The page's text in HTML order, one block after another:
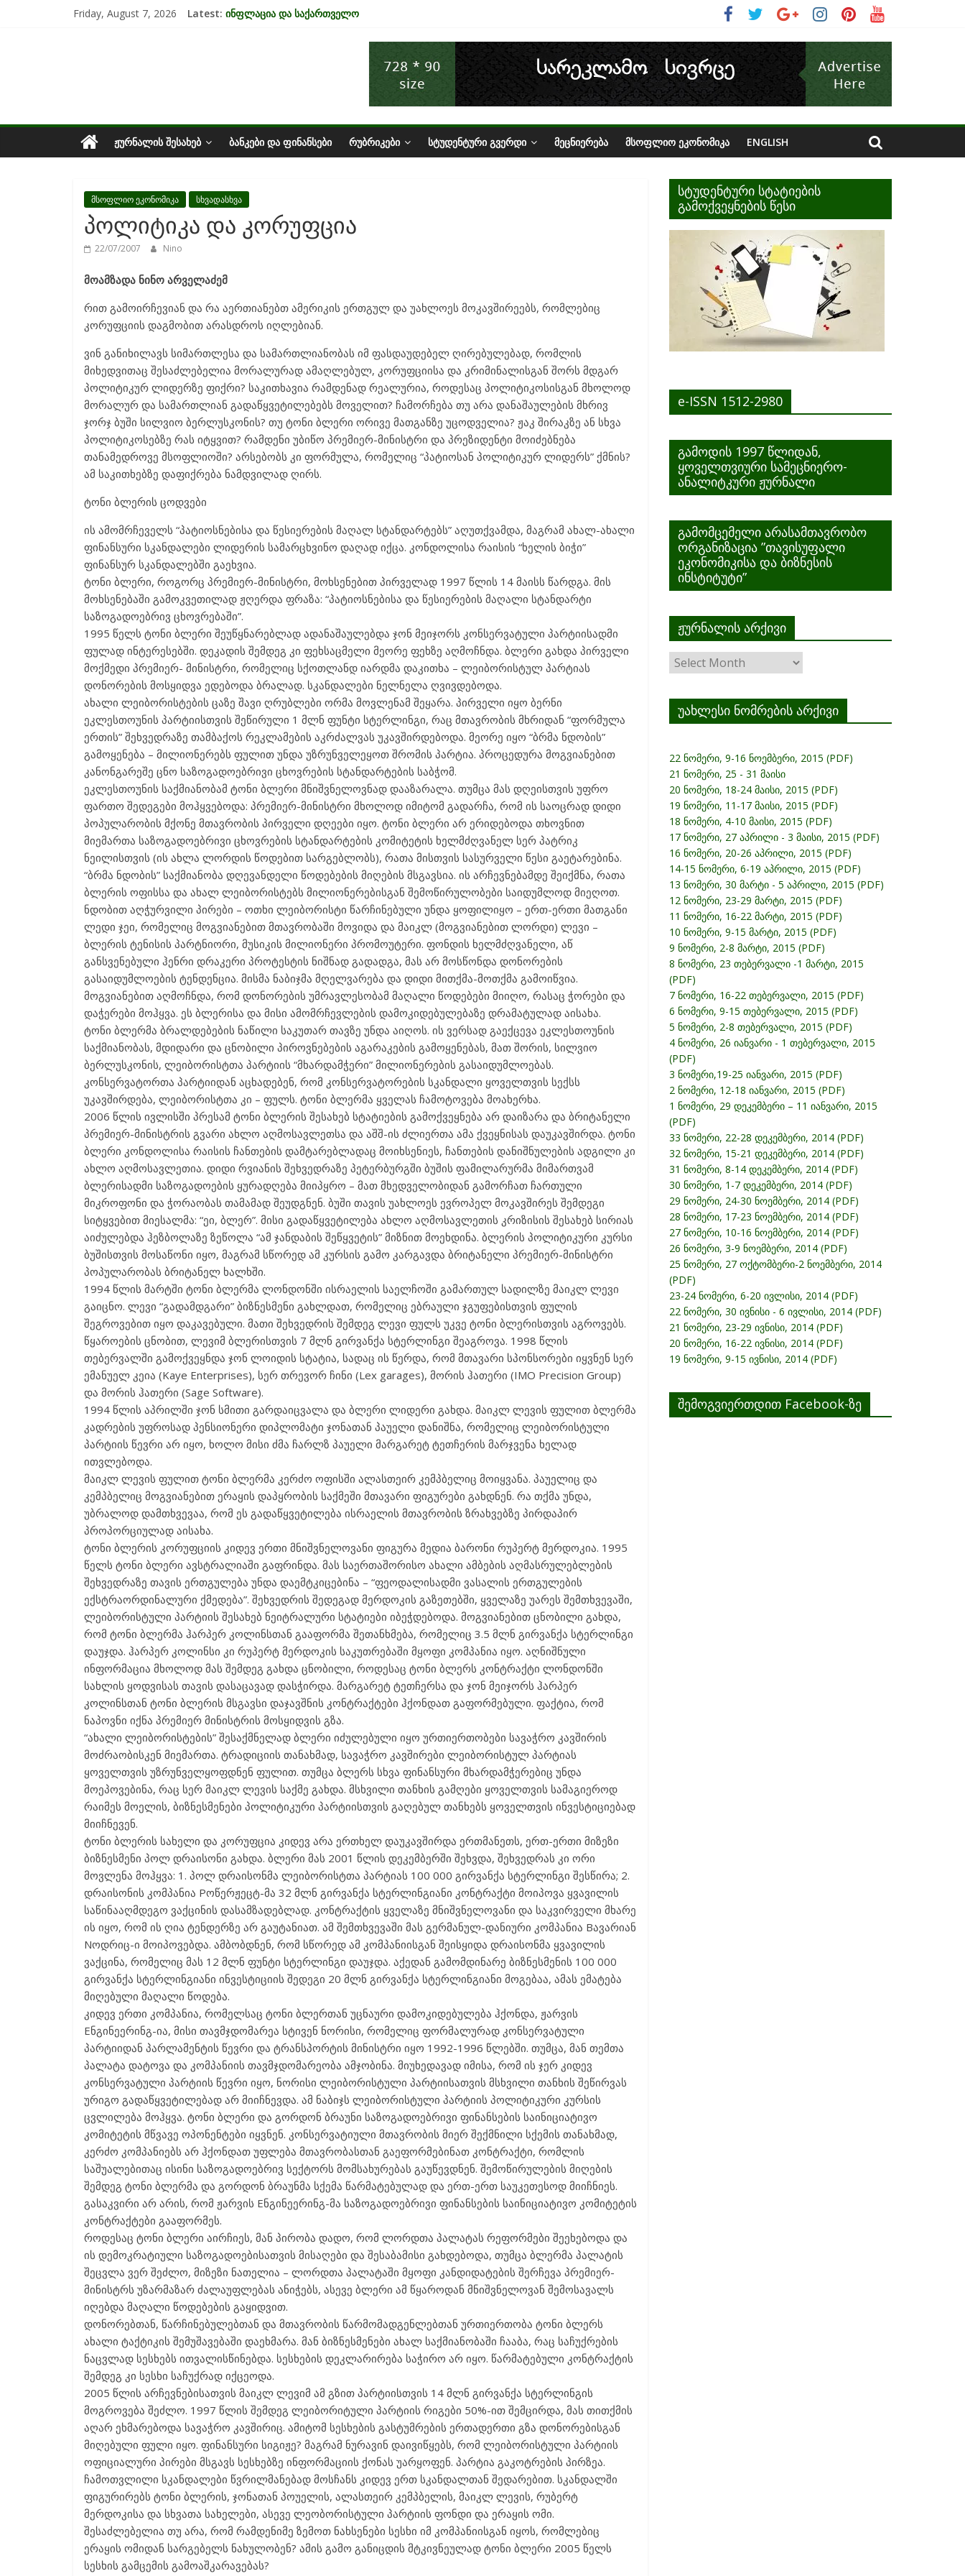
Friday, August 7, 2026 Latest: ინფლაცია და საქართველო
მიგრაციისა და ეკონომიკის ურთიერთკავშირი
EU-ის კანდიდატის სტატუსის ეკონომიკური სარგებელი
უძრავი ქონების ბაზარი საქართველოში
ᲟᲣᲠᲜᲐᲚᲘᲡ ᲨᲔᲡᲐᲮᲔᲑ ᲑᲐᲜᲙᲔᲑᲘ ᲓᲐ ᲤᲘᲜᲐᲜᲡᲔᲑᲘ ᲠᲣᲑᲠᲘᲙᲔᲑᲘ ᲡᲢᲣᲓᲔᲜᲢᲣᲠᲘ ᲒᲕᲔᲠᲓᲘ ᲛᲔᲪᲜᲘᲔᲠᲔᲑᲐ ᲛᲡᲝᲤᲚᲘᲝ ᲔᲙᲝᲜᲝᲛᲘᲙᲐ ENGLISH
მსოფლიო ეკონომიკა სხვადასხვა
პოლიტიკა და კორუფცია
22/07/2007 Nino
მოამზადა ნინო არველაძემ
რით გამოირჩევიან და რა აერთიანებთ ამერიკის ერთგულ და უახლოეს მოკავშირეებს, რომლებიც
კორუფციის დაგმობით არასდროს იღლებიან.
ვინ განიხილავს სიმართლესა და სამართლიანობას იმ ფასდაუდებელ ღირებულებად, რომლის
მიხედვითაც შესაძლებელია მორალურად ამაღლებულ, კორუფციისა და კრიმინალისგან შორს მდგარ
პოლიტიკურ ლიდერზე ფიქრი? საკითხავია რამდენად რეალურია, როდესაც პოლიტიკოსისგან მხოლოდ
მორალურ და სამართლიან გადაწყვეტილებებს მოველით? ჩამორჩება თუ არა დანაშაულების მხრივ
ჯორჯ ბუში სილვიო ბერლუსკონის? თუ ტონი ბლერი ორივე მათგანზე უცოდველია? ჟაკ შირაკზე ან სხვა
პოლიტიკოსებზე რას იტყვით? რამდენი უბიწო პრემიერ-მინისტრი და პრეზიდენტი მოიძებნება
თანამედროვე მსოფლიოში? არსებობს კი ფორმულა, რომელიც “პატიოსან პოლიტიკურ ლიდერს” ქმნის?
ამ საკითხებზე დაფიქრება ნამდვილად ღირს.
ტონი ბლერის ცოდვები
ის ამომრჩეველს “პატიოსნებისა და წესიერების მაღალ სტანდარტებს” აღუთქვამდა, მაგრამ ახალ-ახალი
ფინანსური სკანდალები ლიდერის სამარცხვინო დაღად იქცა. კონდოლისა რაისის “ხელის ბიჭი”
ფინანსურ სკანდალებში გაეხვია.
ტონი ბლერი, როგორც პრემიერ-მინისტრი, მოხსენებით პირველად 1997 წლის 14 მაისს წარდგა. მის
მოხსენებაში გამოკვეთილად ჟღერდა ფრაზა: “პატიოსნებისა და წესიერების მაღალი სტანდარტი
საზოგადოებრივ ცხოვრებაში”.
1995 წელს ტონი ბლერი შეუწყნარებლად ადანაშაულებდა ჯონ მეიჯორს კონსერვატული პარტიისადმი
ფულად ინტერესებში. დეკადის შემდეგ კი ფეხსაცმელი მეორე ფეხზე აღმოჩნდა. ბლერი გახდა პირველი
მოქმედი პრემიერ- მინისტრი, რომელიც სქოთლანდ იარდმა დაკითხა – ლეიბორისტულ პარტიას
დონორების მოსყიდვა ედებოდა ბრალად. სკანდალები ნელნელა ღვივდებოდა.
ახალი ლეიბორისტების ცაზე შავი ღრუბლები ორმა მოვლენამ შეყარა. პირველი იყო ბერნი
ეკლესთოუნის პარტიისთვის შეწირული 1 მლნ ფუნტი სტერლინგი, რაც მთავრობის მხრიდან “ფორმულა
ერთის” შეხვედრაზე თამბაქოს რეკლამების აკრძალვას უკავშირდებოდა. მეორე იყო “ბრმა ნდობის”
გამოყენება – მილიონერებს ფულით უნდა უზრუნველეყოთ შრომის პარტია. პროცედურა მოგვიანებით
კანონგარეშე ცნო საზოგადოებრივი ცხოვრების სტანდარტების საბჭომ.
ეკლესთოუნის საქმიანობამ ტონი ბლერი მნიშვნელოვნად დააზარალა. თუმცა მას დღეისთვის უფრო
ფართო შედეგები მოჰყვებოდა: პრემიერ-მინისტრი მხოლოდ იმიტომ გადარჩა, რომ ის საოცრად დიდი
პოპულარობის მქონე მთავრობის პირველი დღეები იყო. ტონი ბლერი არ ერიდებოდა თხოვნით
მიემართა საზოგადოებრივი ცხოვრების სტანდარტების კომიტეტის ხელმძღვანელ სერ პატრიკ
ნეილისთვის (ის ახლა ლორდის წოდებით სარგებლობს), რათა მისთვის სასურველი წესი გაეტარებინა.
“ბრმა ნდობის” საქმიანობა დღევანდელი წოდებების მიღების მსგავსია. ის არჩევნებამდე შეიქმნა, რათა
ბლერის ოფისსა და ახალ ლეიბორისტებს მილიონერებისგან შემოწირულობები საიდუმლოდ მიეღოთ.
ნდობით აღჭურვილი პირები – ოთხი ლეიბორისტი წარჩინებული უნდა ყოფილიყო – ერთ-ერთი მათგანი
ლედი ჯეი, რომელიც მოგვიანებით მთავრობაში მოვიდა და მაიკლ (მოგვიანებით ლორდი) ლევი –
ბლერის ტენისის პარტნიორი, მუსიკის მილიონერი პრომოუტერი. ფონდის ხელმძღვანელი, აწ
განსვენებული ჰენრი დრაკერი პროტესტის ნიშნად გადადგა, მას არ მოსწონდა დონორების
გასაიდუმლოების ტენდენცია. მისმა ნაბიჯმა მღელვარება და დიდი მითქმა-მოთქმა გამოიწვია.
მოგვიანებით აღმოჩნდა, რომ დონორების უმრავლესობამ მაღალი წოდებები მიიღო, რასაც ჭორები და
დაჭერები მოჰყვა. ეს ბლერისა და მისი ამომრჩევლების დამოკიდებულებაზე დრამატულად აისახა.
ტონი ბლერმა ბრალდებების ნაწილი საკუთარ თავზე უნდა აიღოს. ის ვერსად გაექცევა ეკლესთოუნის
საქმიანობას, მდიდარი და ცნობილი პიროვნებების აგარაკების გამოყენებას, მათ შორის, სილვიო
ბერლუსკონის, ლეიბორისტთა პარტიის “მხარდამჭერი” მილიონერების გასაიდუმლოებას.
კონსერვატორთა პარტიიდან აცხადებენ, რომ კონსერვატორების სკანდალი ყოველთვის სექსს
უკავშირდება, ლეიბორისტთა კი – ფულს. ტონი ბლერმა ყველას ჩამოტოვება მოახერხა.
2006 წლის ივლისში პრესამ ტონი ბლერის შესახებ სტატიების გამოქვეყნება არ დაიზარა და ბრიტანელი
პრემიერ-მინისტრის გვარი ახლო აღმოსავლეთსა და აშშ-ის ძლიერთა ამა ქვეყნისას დაუკავშირდა. ტონი
ბლერი კონდოლისა რაისის ჩანთების დამტარებლადაც მოიხსენიეს, ჩანთების დანიშნულების ადგილი კი
ახლო აღმოსავლეთია. დიდი რვიანის შეხვედრაზე პეტერბურგში ბუშის ფამილარურმა მიმართვამ
ბლერისადმი საზოგადოების ყურადღება მიიპყრო – მათ მხედველობიდან გამორჩათ ჩართული
მიკროფონი და ჭორაობას თამამად შეუდგნენ. ბუში თავის უახლოეს ევროპელ მოკავშირეს შემდეგი
სიტყვებით მიესალმა: “ეი, ბლერ”. მისი გადაწყვეტილება ახლო აღმოსავლეთის კრიზისის შესახებ სირიას
აიძულებდა ჰეზბოლაზე ზეწოლა “ამ ჯანდაბის შეწყვეტის” მიზნით მოეხდინა. ბლერის პოლიტიკური კურსი
ბუშისთვის მოსაწონი იყო, მაგრამ სწორედ ამ კურსის გამო კარგავდა ბრიტანელი პრემიერ-მინისტრი
პოპულარობას ბრიტანელ ხალხში.
1994 წლის მარტში ტონი ბლერმა ლონდონში ისრაელის საელჩოში გამართულ სადილზე მაიკლ ლევი
გაიცნო. ლევი “გადამდგარი” ბიზნესმენი გახლდათ, რომელიც ებრაული ჯგუფებისთვის ფულის
შეგროვებით იყო დაკავებული. მათი შეხვედრის შემდეგ ლევი ფულს უკვე ტონი ბლერისთვის აგროვებს.
წყაროების ცნობით, ლევიმ ბლერისთვის 7 მლნ გირვანქა სტერლინგი შეაგროვა. 1998 წლის
თებერვალში გამოქვეყნდა ჯონ ლოიდის სტატია, სადაც ის წერდა, რომ მთავარი სპონსორები იყვნენ სერ
ემანუელ კეია (Kaye Enterprises), სერ თრევორ ჩინი (Lex garages), მორის ჰათერი (IMO Precision Group)
და მორის ჰათერი (Sage Software).
1994 წლის აპრილში ჯონ სმითი გარდაიცვალა და ბლერი ლიდერი გახდა. მაიკლ ლევის ფულით ბლერმა
კადრების უფროსად პენსიონერი დიპლომატი ჯონათან პაუელი დანიშნა, რომელიც ლეიბორისტული
პარტიის წევრი არ იყო, ხოლო მისი ძმა ჩარლზ პაუელი მარგარეტ ტეთჩერის მარჯვენა ხელად
ითვლებოდა.
მაიკლ ლევის ფულით ტონი ბლერმა კერძო ოფისში ალასთეირ კემპბელიც მოიყვანა. პაუელიც და
კემპბელიც მოგვიანებით ერაყის დაპყრობის საქმეში მთავარი ფიგურები გახდნენ. რა თქმა უნდა,
უბრალოდ დამთხვევაა, რომ ეს გადაწყვეტილება ისრაელის მთავრობის ზრახვებზე პირდაპირ
პროპორციულად აისახა.
ტონი ბლერის კორუფციის კიდევ ერთი მნიშვნელოვანი ფიგურა მედია ბარონი რუპერტ მერდოკია. 1995
წელს ტონი ბლერი ავსტრალიაში გაფრინდა. მას საერთაშორისო ახალი ამბების აღმასრულებლების
შეხვედრაზე თავის ერთგულება უნდა დაემტკიცებინა – “ფეოდალისადმი ვასალის ერთგულების
ექსტრაორდინალური ქმედება”. შეხვედრის შედეგად მერდოკის გაზეთებში, ყველაზე უარეს შემთხვევაში,
ლეიბორისტული პარტიის შესახებ ნეიტრალური სტატიები იბეჭდებოდა. მოგვიანებით ცნობილი გახდა,
რომ ტონი ბლერმა ჰარპერ კოლინსთან გააფორმა შეთანხმება, რომელიც 3.5 მლნ გირვანქა სტერლინგი
დაუჯდა. ჰარპერ კოლინსი კი რუპერტ მერდოკის საკუთრებაში მყოფი კომპანია იყო. აღნიშნული
ინფორმაცია მხოლოდ მას შემდეგ გახდა ცნობილი, როდესაც ტონი ბლერს კონტრაქტი ლონდონში
სახლის ყოდვისას თავის დასაცავად დასჭირდა. მარგარეტ ტეთჩერსა და ჯონ მეიჯორს ჰარპერ
კოლინსთან ტონი ბლერის მსგავსი დაჯავშნის კონტრაქტები ჰქონდათ გაფორმებული. ფაქტია, რომ
ნაპოვნი იქნა პრემიერ მინისტრის მოსყიდვის გზა.
“ახალი ლეიბორისტების” შესაქმნელად ბლერი იძულებული იყო ურთიერთობები სავაჭრო კავშირის
მოძრაობისკენ მიემართა. ტრადიციის თანახმად, სავაჭრო კავშირები ლეიბორისტულ პარტიას
ყოველთვის უზრუნველყოფდნენ ფულით. თუმცა ბლერს სხვა ფინანსური მხარდამჭერებიც უნდა
მოეპოვებინა, რაც სერ მაიკლ ლევის საქმე გახდა. მსხვილი თანხის გამღები ყოველთვის სამაგიეროდ
რაიმეს მოელის, ბიზნესმენები პოლიტიკური პარტიისთვის გაღებულ თანხებს ყოველთვის ინვესტიციებად
მიიჩნევენ.
ტონი ბლერის სახელი და კორუფცია კიდევ არა ერთხელ დაუკავშირდა ერთმანეთს, ერთ-ერთი მიზეზი
ბიზნესმენი პოლ დრაისონი გახდა. ბლერი მას 2001 წლის დეკემბერში შეხვდა, შეხვედრას კი ორი
მოვლენა მოჰყვა: 1. პოლ დრაისონმა ლეიბორისტთა პარტიას 100 000 გირვანქა სტერლინგი შესწირა; 2.
დრაისონის კომპანია Pოწერჟეცტ-მა 32 მლნ გირვანქა სტერლინგიანი კონტრაქტი მოიპოვა ყვავილის
საწინააღმდეგო ვაქცინის დასამზადებლად. კონტრაქტის ყველაზე მნიშვნელოვანი და საკვირველი მხარე
ის იყო, რომ ის ღია ტენდერზე არ გაუტანიათ. ამ შემთხვევაში მას გერმანულ-დანიური კომპანია Bავარიან
Nოდრიც-ი მოიპოვებდა. ამბობდნენ, რომ სწორედ ამ კომპანიისგან შეისყიდა დრაისონმა ყვავილის
ვაქცინა, რომელიც მას 12 მლნ ფუნტი სტერლინგი დაუჯდა. აქედან გამომდინარე ბიზნესმენის 100 000
გირვანქა სტერლინგიანი ინვესტიციის შედეგი 20 მლნ გირვანქა სტერლინგიანი მოგებაა, ამას ემატება
მიღებული მაღალი წოდება.
კიდევ ერთი კომპანია, რომელსაც ტონი ბლერთან უცნაური დამოკიდებულება ჰქონდა, ჟარვის
Eნგინეერინგ-ია, მისი თავმჯდომარეა სტივენ ნორისი, რომელიც ფორმალურად კონსერვატული
პარტიიდან პარლამენტის წევრი და ტრანსპორტის მინისტრი იყო 1992-1996 წლებში. თუმცა, მან თემთა
პალატა დატოვა და კომპანიის თავმჯდომარეობა ამჯობინა. მიუხედავად იმისა, რომ ის ჯერ კიდევ
კონსერვატული პარტიის წევრი იყო, ნორისი ლეიბორისტული პარტიისათვის მსხვილი თანხის შეწირვას
ურიგო გადაწყვეტილებად არ მიიჩნევდა. ამ ნაბიჯს ლეიბორისტული პარტიის პოლიტიკური კურსის
ცვლილება მოჰყვა. ტონი ბლერი და გორდონ ბრაუნი საზოგადოებრივი ფინანსების საინიციატივო
კომიტეტის მწვავე ოპონენტები იყვნენ. კონსერვატიული მთავრობის მიერ შექმნილი სქემის თანახმად,
კერძო კომპანიებს არ ჰქონდათ უფლება მთავრობასთან გაეფორმებინათ კონტრაქტი, რომლის
საშუალებითაც ისინი საზოგადოებრივ სექტორს მომსახურებას გაუწევდნენ. შემოწირულების მიღების
შემდეგ ტონი ბლერმა და გორდონ ბრაუნმა სქემა წარმატებულად და ერთ-ერთ საუკეთესოდ მიიჩნიეს.
გასაკვირი არ არის, რომ ჟარვის Eნგინეერინგ-მა საზოგადოებრივი ფინანსების საინიციატივო კომიტეტის
კონტრაქტები გააფორმეს.
როდესაც ტონი ბლერი აირჩიეს, მან პირობა დადო, რომ ლორდთა პალატას რეფორმები შეეხებოდა და
ის დემოკრატიული საზოგადოებისათვის მისაღები და შესაბამისი გახდებოდა, თუმცა ბლერმა პალატის
შეცვლა ვერ შეძლო, მიზეზი ნათელია – ლორდთა პალატაში მყოფი კანდიდატების შერჩევა პრემიერ-
მინისტრს უზარმაზარ ძალაუფლებას ანიჭებს, ასევე ბლერი ამ წყაროდან მნიშვნელოვან შემოსავალს
იღებდა მაღალი წოდებების გაყიდვით.
დონორებთან, წარჩინებულებთან და მთავრობის წარმომადგენლებთან ურთიერთობა ტონი ბლერს
ახალი ტაქტიკის შემუშავებაში დაეხმარა. მან ბიზნესმენები ახალ საქმიანობაში ჩააბა, რაც საჩუქრების
ნაცვლად სესხებს ითვალისწინებდა. სესხების დეკლარირება საჭირო არ იყო. წარმატებული კონტრაქტის
შემდეგ კი სესხი საჩუქრად იქცეოდა.
2005 წლის არჩევნებისათვის მაიკლ ლევიმ ამ გზით პარტიისთვის 14 მლნ გირვანქა სტერლინგის
მოგროვება შეძლო. 1997 წლის შემდეგ ლეიბორიტული პარტიის რიგები 50%-ით შემცირდა, მას თითქმის
აღარ ეხმარებოდა სავაჭრო კავშირიც. ამიტომ სესხების გასტუმრების ერთადერთი გზა დონორებისგან
მიღებული ფული იყო. ფინანსური სიგიჟე? მაგრამ ნურავინ დაივიწყებს, რომ ლეიბორისტული პარტიის
ოფიციალური პირები მსგავს სესხებზე ინფორმაციის ქონას უარყოფენ. პარტია გაკოტრების პირზეა.
ჩამოთვლილი სკანდალები წვრილმანებად მოსჩანს კიდევ ერთ სკანდალთან შედარებით. სკანდალში
ფიგურირებს ტონი ბლერის, ჯონათან პოუელის, ალასთეირ კემპბელის, მაიკლ ლევის, რუბერტ
მერდოკისა და სხვათა სახელები, ასევე ლეობორისტული პარტიის ფონდი და ერაყის ომი.
შესაძლებელია თუ არა, რომ რამდენიმე ზემოთ ნახსენები სესხი იმ კომპანიისგან იყოს, რომლებიც
ერაყის ომიდან სარგებელს ნახულობენ? ამის გამო განიცდის მტკივნეულად ტონი ბლერი 2005 წელს
სესხის გამცემის გამოაშკარავებას?
სტუდენტური სტატიების
გამოქვეყნების წესი
e-ISSN 1512-2980
გამოდის 1997 წლიდან,
ყოველთვიური სამეცნიერო-
ანალიტკური ჟურნალი
გამომცემელი არასამთავრობო
ორგანიზაცია ”თავისუფალი
ეკონომიკისა და ბიზნესის
ინსტიტუტი”
ჟურნალის არქივი
ჟურნალის
არქივი
უახლესი ნომრების არქივი
22 ნომერი, 9-16 ნოემბერი, 2015 (PDF)
21 ნომერი, 25 - 31 მაისი
20 ნომერი, 18-24 მაისი, 2015 (PDF)
19 ნომერი, 11-17 მაისი, 2015 (PDF)
18 ნომერი, 4-10 მაისი, 2015 (PDF)
17 ნომერი, 27 აპრილი - 3 მაისი, 2015 (PDF)
16 ნომერი, 20-26 აპრილი, 2015 (PDF)
14-15 ნომერი, 6-19 აპრილი, 2015 (PDF)
13 ნომერი, 30 მარტი - 5 აპრილი, 2015 (PDF)
12 ნომერი, 23-29 მარტი, 2015 (PDF)
11 ნომერი, 16-22 მარტი, 2015 (PDF)
10 ნომერი, 9-15 მარტი, 2015 (PDF)
9 ნომერი, 2-8 მარტი, 2015 (PDF)
8 ნომერი, 23 თებერვალი -1 მარტი, 2015
(PDF)
7 ნომერი, 16-22 თებერვალი, 2015 (PDF)
6 ნომერი, 9-15 თებერვალი, 2015 (PDF)
5 ნომერი, 2-8 თებერვალი, 2015 (PDF)
4 ნომერი, 26 იანვარი - 1 თებერვალი, 2015
(PDF)
3 ნომერი,19-25 იანვარი, 2015 (PDF)
2 ნომერი, 12-18 იანვარი, 2015 (PDF)
1 ნომერი, 29 დეკემბერი – 11 იანვარი, 2015
(PDF)
33 ნომერი, 22-28 დეკემბერი, 2014 (PDF)
32 ნომერი, 15-21 დეკემბერი, 2014 (PDF)
31 ნომერი, 8-14 დეკემბერი, 2014 (PDF)
30 ნომერი, 1-7 დეკემბერი, 2014 (PDF)
29 ნომერი, 24-30 ნოემბერი, 2014 (PDF)
28 ნომერი, 17-23 ნოემბერი, 2014 (PDF)
27 ნომერი, 10-16 ნოემბერი, 2014 (PDF)
26 ნომერი, 3-9 ნოემბერი, 2014 (PDF)
25 ნომერი, 27 ოქტომბერი-2 ნოემბერი, 2014
(PDF)
23-24 ნომერი, 6-20 ივლისი, 2014 (PDF)
22 ნომერი, 30 ივნისი - 6 ივლისი, 2014 (PDF)
21 ნომერი, 23-29 ივნისი, 2014 (PDF)
20 ნომერი, 16-22 ივნისი, 2014 (PDF)
19 ნომერი, 9-15 ივნისი, 2014 (PDF)
შემოგვიერთდით Facebook-ზე